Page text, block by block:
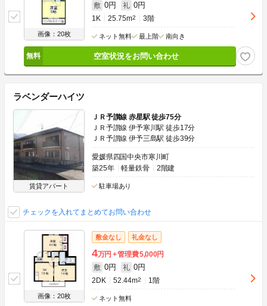
画像：20枚
敷 0円 礼 0円
1K 25.75m2 3階
ネット無料 最上階 南向き
空室状況をお問い合わせ
ラベンダーハイツ
賃貸アパート
ＪＲ予讃線 赤星駅 徒歩75分
ＪＲ予讃線 伊予寒川駅 徒歩17分
ＪＲ予讃線 伊予三島駅 徒歩39分
愛媛県四国中央市寒川町
築25年
軽量鉄骨 2階建
駐車場あり
チェックを入れてまとめてお問い合わせ
画像：20枚
敷金なし 礼金なし
4万円 管理費5,000円
敷 0円 礼 0円
2DK 52.44m2 1階
ネット無料